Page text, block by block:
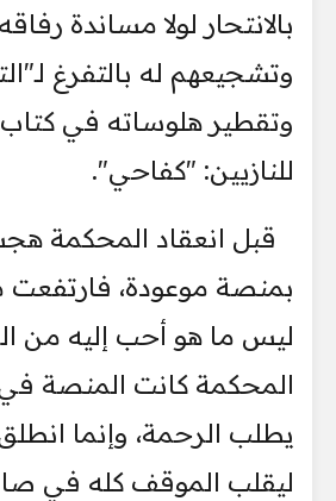
بالانتحار لولا مساندة
وتشجيعهم له بالتفرغ
وتقطير هلوساته في
للنازيين: "كفاحي".
قبل انعقاد المحكمة
بمنصة موعودة، فارتفعت
ليس ما هو أحب إليه من
المحكمة كانت المنصة في
يطلب الرحمة، وإنما
ليقلب الموقف كله في